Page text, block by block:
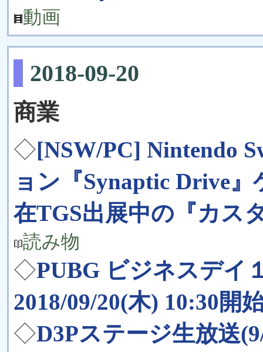
動画
2018-09-20
商業
◇[NSW/PC] Nintendo
ョン『Synaptic Drive
在TGS出展中の『カス
読み物
◇PUBG ビジネスデイ
2018/09/20(木) 10:30開
◇D3Pステージ生放送